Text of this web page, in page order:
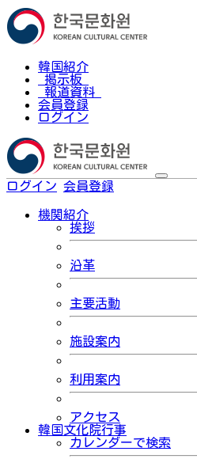
韓国紹介
掲示板
報道資料
会員登録
ログイン
ログイン 会員登録
機関紹介
挨拶
沿革
主要活動
施設案内
利用案内
アクセス
韓国文化院行事
カレンダーで検索